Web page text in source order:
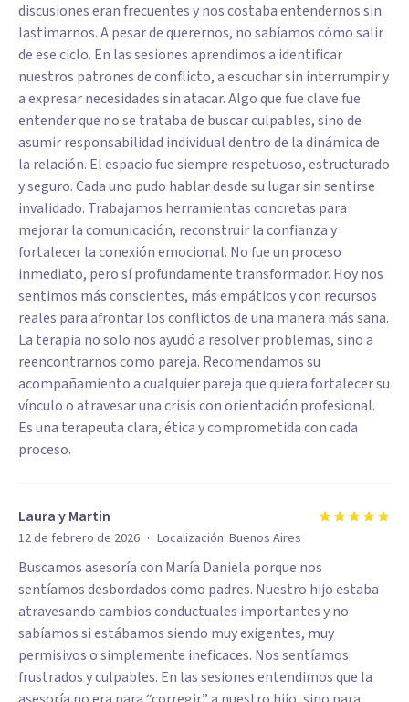
discusiones eran frecuentes y nos costaba entendernos sin
lastimarnos. A pesar de querernos, no sabíamos cómo salir
de ese ciclo. En las sesiones aprendimos a identificar
nuestros patrones de conflicto, a escuchar sin interrumpir y
a expresar necesidades sin atacar. Algo que fue clave fue
entender que no se trataba de buscar culpables, sino de
asumir responsabilidad individual dentro de la dinámica de
la relación. El espacio fue siempre respetuoso, estructurado
y seguro. Cada uno pudo hablar desde su lugar sin sentirse
invalidado. Trabajamos herramientas concretas para
mejorar la comunicación, reconstruir la confianza y
fortalecer la conexión emocional. No fue un proceso
inmediato, pero sí profundamente transformador. Hoy nos
sentimos más conscientes, más empáticos y con recursos
reales para afrontar los conflictos de una manera más sana.
La terapia no solo nos ayudó a resolver problemas, sino a
reencontrarnos como pareja. Recomendamos su
acompañamiento a cualquier pareja que quiera fortalecer su
vínculo o atravesar una crisis con orientación profesional.
Es una terapeuta clara, ética y comprometida con cada
proceso.
Laura y Martin
12 de febrero de 2026 · Localización: Buenos Aires
Buscamos asesoría con María Daniela porque nos
sentíamos desbordados como padres. Nuestro hijo estaba
atravesando cambios conductuales importantes y no
sabíamos si estábamos siendo muy exigentes, muy
permisivos o simplemente ineficaces. Nos sentíamos
frustrados y culpables. En las sesiones entendimos que la